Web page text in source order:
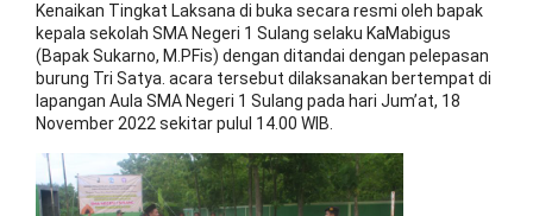
Kenaikan Tingkat Laksana di buka secara resmi oleh bapak
kepala sekolah SMA Negeri 1 Sulang selaku KaMabigus
(Bapak Sukarno, M.PFis) dengan ditandai dengan pelepasan
burung Tri Satya. acara tersebut dilaksanakan bertempat di
lapangan Aula SMA Negeri 1 Sulang pada hari Jum’at, 18
November 2022 sekitar pulul 14.00 WIB.